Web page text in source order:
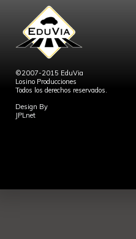
©2007-2015 EduVia
Losino Producciones
Todos los derechos reservados.
Design By
JPLnet